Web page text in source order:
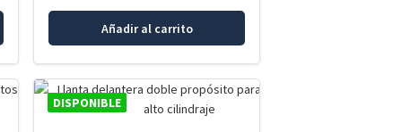
Añadir al carrito
DISPONIBLE